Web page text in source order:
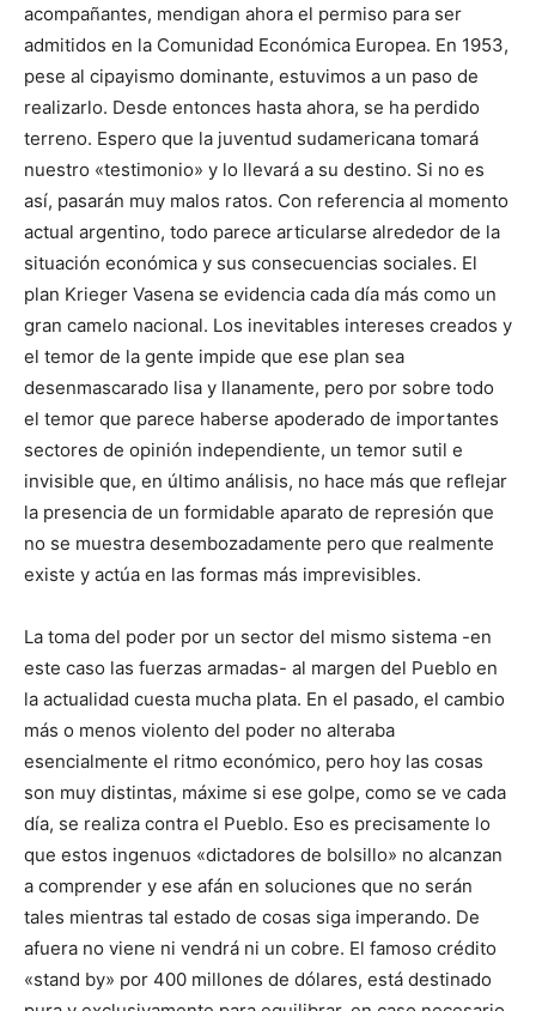
acompañantes, mendigan ahora el permiso para ser
admitidos en la Comunidad Económica Europea. En 1953,
pese al cipayismo dominante, estuvimos a un paso de
realizarlo. Desde entonces hasta ahora, se ha perdido
terreno. Espero que la juventud sudamericana tomará
nuestro «testimonio» y lo llevará a su destino. Si no es
así, pasarán muy malos ratos. Con referencia al momento
actual argentino, todo parece articularse alrededor de la
situación económica y sus consecuencias sociales. El
plan Krieger Vasena se evidencia cada día más como un
gran camelo nacional. Los inevitables intereses creados y
el temor de la gente impide que ese plan sea
desenmascarado lisa y llanamente, pero por sobre todo
el temor que parece haberse apoderado de importantes
sectores de opinión independiente, un temor sutil e
invisible que, en último análisis, no hace más que reflejar
la presencia de un formidable aparato de represión que
no se muestra desembozadamente pero que realmente
existe y actúa en las formas más imprevisibles.
La toma del poder por un sector del mismo sistema -en
este caso las fuerzas armadas- al margen del Pueblo en
la actualidad cuesta mucha plata. En el pasado, el cambio
más o menos violento del poder no alteraba
esencialmente el ritmo económico, pero hoy las cosas
son muy distintas, máxime si ese golpe, como se ve cada
día, se realiza contra el Pueblo. Eso es precisamente lo
que estos ingenuos «dictadores de bolsillo» no alcanzan
a comprender y ese afán en soluciones que no serán
tales mientras tal estado de cosas siga imperando. De
afuera no viene ni vendrá ni un cobre. El famoso crédito
«stand by» por 400 millones de dólares, está destinado